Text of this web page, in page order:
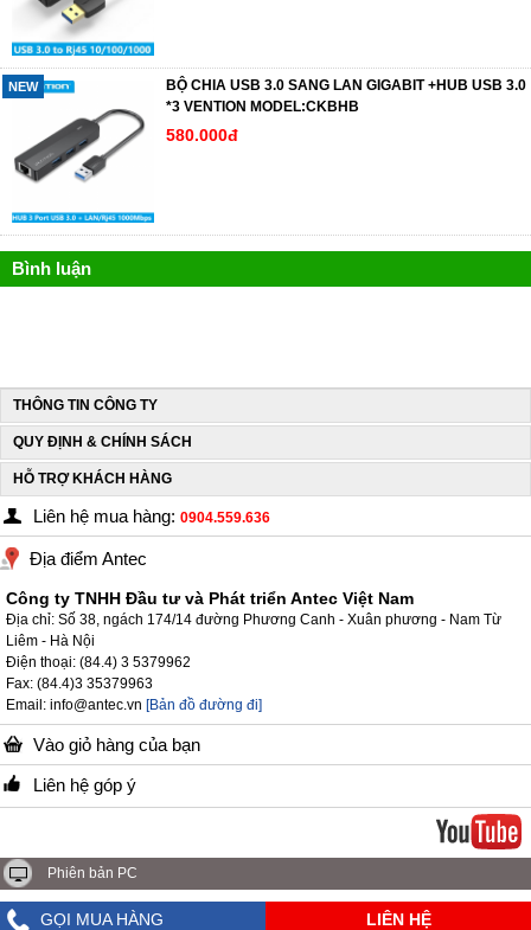
NEW
BỘ CHIA USB 3.0 SANG LAN GIGABIT +HUB USB 3.0
*3 VENTION MODEL:CKBHB
580.000đ
Bình luận
THÔNG TIN CÔNG TY
QUY ĐỊNH & CHÍNH SÁCH
HỖ TRỢ KHÁCH HÀNG
Liên hệ mua hàng: 0904.559.636
Địa điểm Antec
Công ty TNHH Đầu tư và Phát triển Antec Việt Nam
Địa chỉ: Số 38, ngách 174/14 đường Phương Canh - Xuân phương - Nam Từ
Liêm - Hà Nội
Điện thoại: (84.4) 3 5379962
Fax: (84.4)3 35379963
Email: info@antec.vn [Bản đồ đường đi]
Vào giỏ hàng của bạn
Liên hệ góp ý
Phiên bản PC
GỌI MUA HÀNG LIÊN HỆ